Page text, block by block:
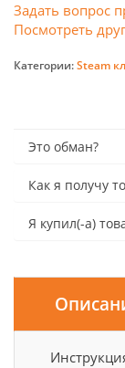
Задать вопрос
Посмотреть
Категории:Steam
Это обман?
Как я получу
Я купил(-а)